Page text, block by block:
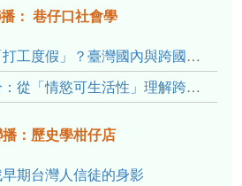
： 巷仔口社會學
「散播愛心」還是「打工度假」？臺灣國內與跨國捐卵的利他修辭、金錢動機與身體代價
當性別不只是種身分：從「情慾可生活性」理解跨性別者的身體、慾望與認同探索
：歷史學柑仔店
期台灣人信徒的身影